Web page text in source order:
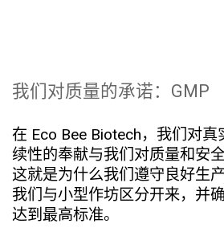
我们对质量的承诺：GMP
在 Eco Bee Biotech，我们对
续性的奉献与我们对质量和安
这就是为什么我们遵守良好生
我们与小型作坊区分开来，并
达到最高标准。